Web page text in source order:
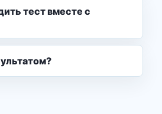
тест вместе с